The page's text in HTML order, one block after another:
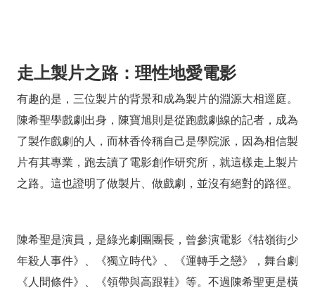
進走上製片之路：理性地愛電影
有趣的是，三位製片的背景和成為製片的淵源大相逕庭。
陳希聖學戲劇出身，陳寶旭則是從跑戲劇線的記者，成為
了製作戲劇的人，而林香伶稱自己是學院派，因為相信製
片有其專業，跑去讀了電影創作研究所，就這樣走上製片
之路。這也證明了做製片、做戲劇，並沒有絕對的路徑。
陳希聖是演員，是綠光劇團團長，曾參演電影《牯嶺街少
年殺人事件》、《獨立時代》、《運轉手之戀》，舞台劇
《人間條件》、《領帶與高跟鞋》等。不過陳希聖更是橫